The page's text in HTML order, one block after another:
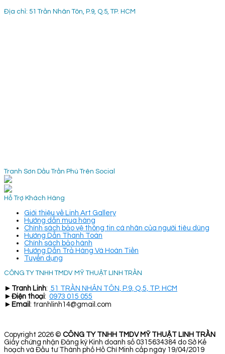
Địa chỉ: 51 Trần Nhân Tôn, P.9, Q.5, TP. HCM
Tranh Sơn Dầu Trần Phú Trên Social
Hỗ Trợ Khách Hàng
Giới thiệu về Linh Art Gallery
Hướng dẫn mua hàng
Chính sách bảo vệ thông tin cá nhân của người tiêu dùng
Hướng Dẫn Thanh Toán
Chính sách bảo hành
Hướng Dẫn Trả Hàng Và Hoàn Tiền
Tuyển dụng
CÔNG TY TNHH TMDV MỸ THUẬT LINH TRẦN
► Tranh Linh: 51 TRẦN NHÂN TÔN, P.9, Q.5, TP. HCM
► Điện thoại: 0973 015 055
► Email : tranhlinh14@gmail.com
Copyright 2026 © CÔNG TY TNHH TMDV MỸ THUẬT LINH TRẦN
Giấy chứng nhận Đăng ký Kinh doanh số 0315634384 do Sở Kế
hoạch và Đầu tư Thành phố Hồ Chí Minh cấp ngày 19/04/2019